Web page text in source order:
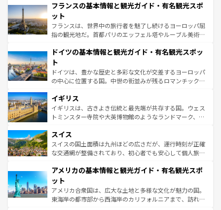
ませてくれるイタリアで、忘れられない旅をしてみよう！
なお、新着のイタリア情報は
しい。
文化が根付くこの国では、情熱的なフラメンコ、熱気あふ
れる闘牛、そして美味しいタパスが生活の一部となってい
る。首都マドリードの洗練された雰囲気や、バルセロナの
アートに溢れた街角から、地方では古代ローマ遺跡や中世
せる。地方によって風土や気候が異なるスペインはその個
ンテンツ一覧 を参照してほしい。
フランスの基本情報と観光ガイド・有名観光スポ
ット
フランスは、世界中の旅行者を魅了し続けるヨーロッパ屈
指の観光地だ。首都パリのエッフェル塔やルーブル美術館
で、幅広い魅力が詰まっている。華麗な宮殿、歴史的な大
聖堂、美しいビーチ、そして豊かな自然が、訪れる者を心
から魅了する。また、フランスは美食の国としても知ら
れ、フランス料理はユネスコ無形文化遺産にも登録されて
香り高いラベンダー畑など、多彩な楽しみ方が可能だ。さ
らに、パリ以外の地域にも魅力が溢れており、どの街角に
も豊かな歴史と文化が息づいている。パリ以外の個性あふ
を参照してほしい。
ドイツの基本情報と観光ガイド・有名観光スポッ
ト
ドイツは、豊かな歴史と多彩な文化が交差するヨーロッパ
の中心に位置する国。中世の街並みが残るロマンチック街
顔を持つこの国は、どこを歩いても飽きることがない。ベ
ルリンの文化的活気、バイエルン州のアルプスの絶景、そ
してライン川沿いのワイン畑といった風景は必見。ビール
は、お酒好きな人にはぜひ体験してほしい。 なお、新着の
ドイツ情報はコンテンツ一覧を参照してほしい。
イギリス
イギリスは、古きよき伝統と最先端が共存する国。ウェス
トミンスター寺院や大英博物館のようなランドマーク、歴
リアごとに異なる魅力がある。また、優雅なアフタヌーン
ティー、ビール好きにはたまらない英国パブ、サッカー観
戦など、本場だからこそできる体験も豊富。イギリスを旅
ンツ一覧を参照してほしい。
スイス
スイスの国土面積は九州ほどの広さだが、運行時刻が正確
な交通網が整備されており、初心者でも安心して個人旅行
の建物がそのまま残る町や、スイスならではのユニークな
博物館もあり、アルプス観光だけでなく町歩きも満喫する
ことができる。国民の所得が高いため物価も高いが、旅行
者向けの交通パス提供のサービスもあり、うまく活用すれ
アメリカの基本情報と観光ガイド・有名観光スポ
ット
アメリカ合衆国は、広大な土地と多様な文化が魅力の国。
東海岸の都市部から西海岸のカリフォルニアまで、訪れる